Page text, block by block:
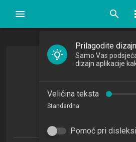
search
Osnove
Fundamentals of
2017/2018
Prilagodite
dizajn aplikacije
Veličina teksta
Standardna
Pomoć pri